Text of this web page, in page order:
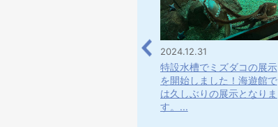
2024.12.31
特設水槽でミズダコの展示
を開始しました！海遊館で
は久しぶりの展示となりま
す。...